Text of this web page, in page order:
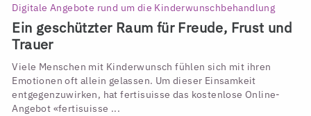
Digitale Angebote rund um die Kinderwunschbehandlung
Ein geschützter Raum für Freude, Frust und
Trauer
Viele Menschen mit Kinderwunsch fühlen sich mit ihren
Emotionen oft allein gelassen. Um dieser Einsamkeit
entgegenzuwirken, hat fertisuisse das kostenlose Online-
Angebot «fertisuisse ...